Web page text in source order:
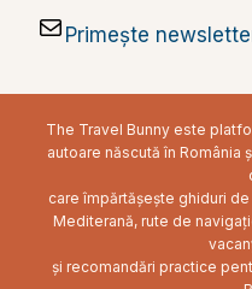
Primește
The Travel Bunny este
autoare născută în
care împărtășește ghiduri
Mediterană, rute de
și recomandări practice